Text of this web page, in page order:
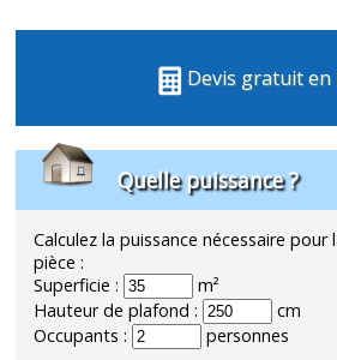
Devis gratuit en
Quelle puissance ?
Calculez la puissance nécessaire
pièce :
Superficie :
m²
Hauteur de plafond :
cm
Occupants :
personnes